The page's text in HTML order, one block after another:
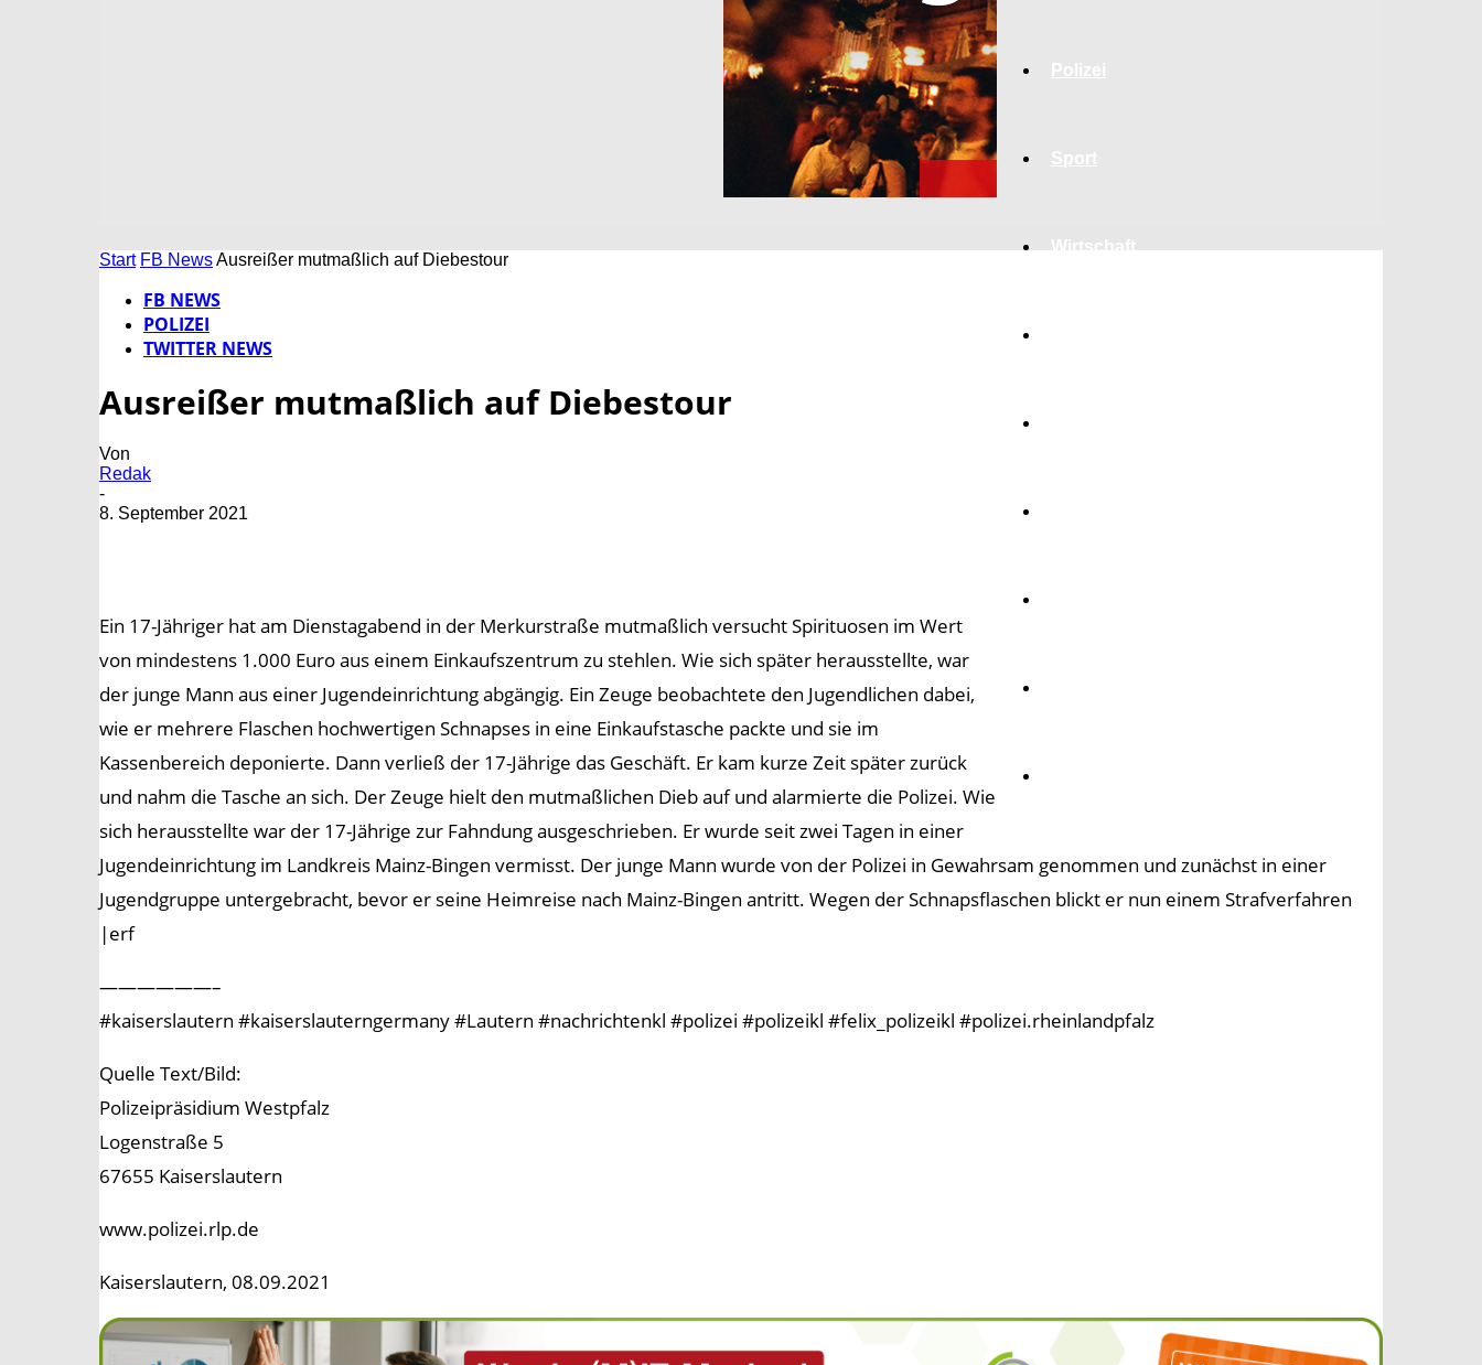
Wirtschaft
Start FB NewsAusreißer mutmaßlich auf Diebestour
FB NEWS
POLIZEI
TWITTER NEWS
Ausreißer mutmaßlich auf Diebestour
Von
Redak
-
8. September 2021
Ein 17-Jähriger hat am Dienstagabend in der Merkurstraße mutmaßlich versucht Spirituosen im Wert
von mindestens 1.000 Euro aus einem Einkaufszentrum zu stehlen. Wie sich später herausstellte, war
der junge Mann aus einer Jugendeinrichtung abgängig. Ein Zeuge beobachtete den Jugendlichen dabei,
wie er mehrere Flaschen hochwertigen Schnapses in eine Einkaufstasche packte und sie im
Kassenbereich deponierte. Dann verließ der 17-Jährige das Geschäft. Er kam kurze Zeit später zurück
und nahm die Tasche an sich. Der Zeuge hielt den mutmaßlichen Dieb auf und alarmierte die Polizei. Wie
sich herausstellte war der 17-Jährige zur Fahndung ausgeschrieben. Er wurde seit zwei Tagen in einer
Jugendeinrichtung im Landkreis Mainz-Bingen vermisst. Der junge Mann wurde von der Polizei in Gewahrsam genommen und zunächst in einer
Jugendgruppe untergebracht, bevor er seine Heimreise nach Mainz-Bingen antritt. Wegen der Schnapsflaschen blickt er nun einem Strafverfahren
|erf
——————–
#kaiserslautern #kaiserslauterngermany #Lautern #nachrichtenkl #polizei #polizeikl #felix_polizeikl #polizei.rheinlandpfalz
Quelle Text/Bild:
Polizeipräsidium Westpfalz
Logenstraße 5
67655 Kaiserslautern
www.polizei.rlp.de
Kaiserslautern, 08.09.2021